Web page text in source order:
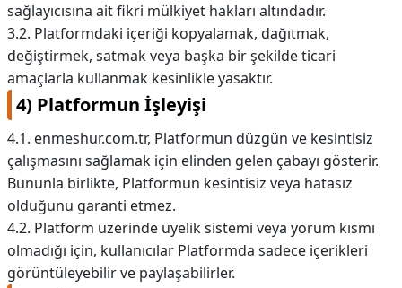
sağlayıcısına ait fikri mülkiyet hakları altındadır.
3.2. Platformdaki içeriği kopyalamak, dağıtmak,
değiştirmek, satmak veya başka bir şekilde ticari
amaçlarla kullanmak kesinlikle yasaktır.
4) Platformun İşleyişi
4.1. enmeshur.com.tr, Platformun düzgün ve kesintisiz
çalışmasını sağlamak için elinden gelen çabayı gösterir.
Bununla birlikte, Platformun kesintisiz veya hatasız
olduğunu garanti etmez.
4.2. Platform üzerinde üyelik sistemi veya yorum kısmı
olmadığı için, kullanıcılar Platformda sadece içerikleri
görüntüleyebilir ve paylaşabilirler.